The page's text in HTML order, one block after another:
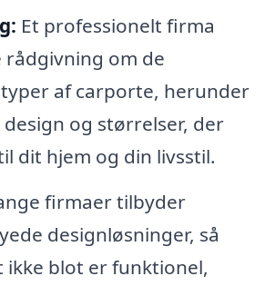
Et professionelt firma
rådgivning om de
af carporte, herunder
og størrelser, der
dit hjem og din livsstil.
firmaer tilbyder
designløsninger, så
ikke blot er funktionel,